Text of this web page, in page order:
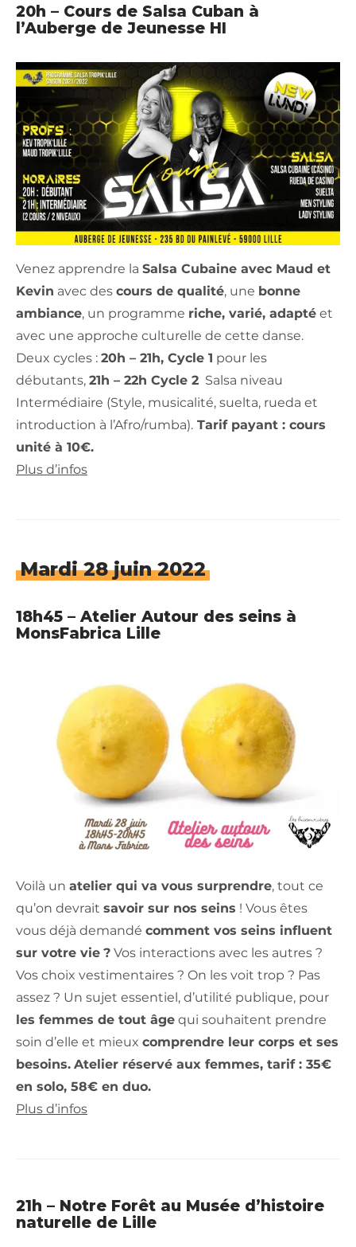
20h – Cours de Salsa Cuban à
l’Auberge de Jeunesse HI
Venez apprendre la Salsa Cubaine avec Maud et
Kevin avec des cours de qualité, une bonne
ambiance, un programme riche, varié, adapté et
avec une approche culturelle de cette danse.
Deux cycles : 20h – 21h, Cycle 1 pour les
débutants, 21h – 22h Cycle 2 Salsa niveau
Intermédiaire (Style, musicalité, suelta, rueda et
introduction à l’Afro/rumba). Tarif payant : cours
unité à 10€.
Plus d’infos
Mardi 28 juin 2022
18h45 – Atelier Autour des seins à
MonsFabrica Lille
Voilà un atelier qui va vous surprendre, tout ce
qu’on devrait savoir sur nos seins ! Vous êtes
vous déjà demandé comment vos seins influent
sur votre vie ? Vos interactions avec les autres ?
Vos choix vestimentaires ? On les voit trop ? Pas
assez ? Un sujet essentiel, d’utilité publique, pour
les femmes de tout âge qui souhaitent prendre
soin d’elle et mieux comprendre leur corps et ses
besoins. Atelier réservé aux femmes, tarif : 35€
en solo, 58€ en duo.
Plus d’infos
21h – Notre Forêt au Musée d’histoire
naturelle de Lille